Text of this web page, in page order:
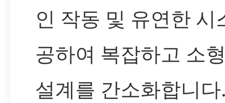
인 작동 및 유연한
공하여 복잡하고 소
설계를 간소화합니